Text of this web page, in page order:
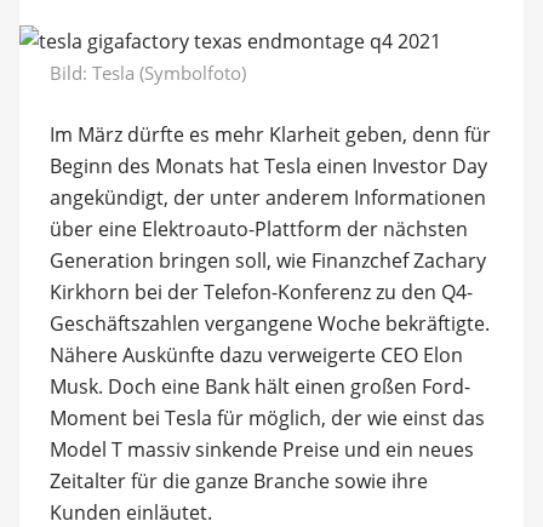
Bild: Tesla (Symbolfoto)
Im März dürfte es mehr Klarheit geben, denn für
Beginn des Monats hat Tesla einen Investor Day
angekündigt, der unter anderem Informationen
über eine Elektroauto-Plattform der nächsten
Generation bringen soll, wie Finanzchef Zachary
Kirkhorn bei der Telefon-Konferenz zu den Q4-
Geschäftszahlen vergangene Woche bekräftigte.
Nähere Auskünfte dazu verweigerte CEO Elon
Musk. Doch eine Bank hält einen großen Ford-
Moment bei Tesla für möglich, der wie einst das
Model T massiv sinkende Preise und ein neues
Zeitalter für die ganze Branche sowie ihre
Kunden einläutet.